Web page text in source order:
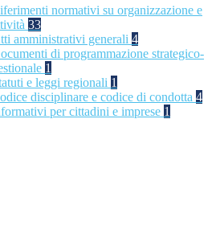
normativi su organizzazione e
33
amministrativi generali 4
di programmazione strategico-
1
e leggi regionali 1
disciplinare e codice di condotta 4
per cittadini e imprese 1